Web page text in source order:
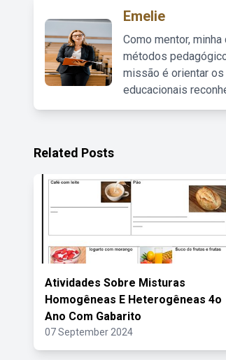
Emelie
Como mentor,
métodos
missão é orientar os
educacionais
Related Posts
Atividades Sobre Misturas
Homogêneas E Heterogêneas 4o
Ano Com Gabarito
07 September 2024